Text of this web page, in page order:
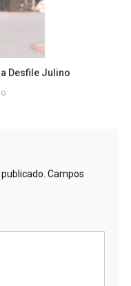
Desfile Julino
Campos